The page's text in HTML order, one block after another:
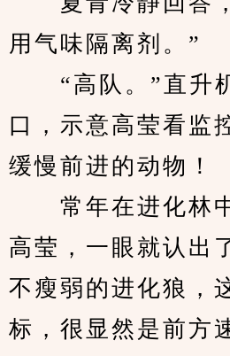
用气味隔离剂。”
“高队。”直升
口，示意高莹看监
缓慢前进的动物！
常年在进化林中
高莹，一眼就认出
不瘦弱的进化狼，
标，很显然是前方